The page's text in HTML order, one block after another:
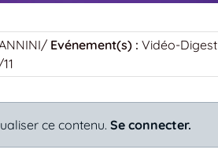
/ Evénement(s) : Vidéo-Digest
ce contenu. Se connecter.